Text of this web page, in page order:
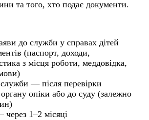
та того, хто подає документи.
до служби у справах дітей
(паспорт, доходи,
з місця роботи, меддовідка,
— після перевірки
опіки або до суду (залежно
1–2 місяці